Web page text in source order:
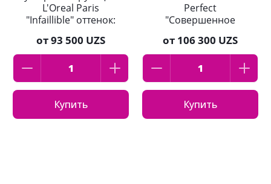
L'Oreal Paris
"Infaillible" оттенок:
от93 500 UZS
Купить
Perfect
"Совершенное
оттенок:1.R
фарфоровый 30 мл
от 106 300 UZS
Купить